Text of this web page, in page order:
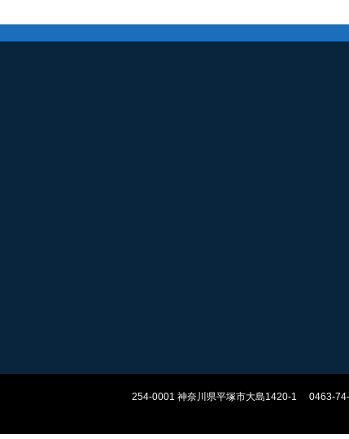
254-0001 神奈川県平塚市大島1420-1 0463-